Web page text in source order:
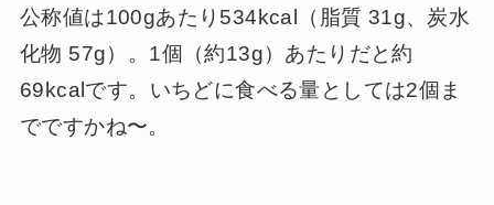
公称値は100gあたり534kcal（脂質 31g、炭水
化物 57g）。1個（約13g）あたりだと約
69kcalです。いちどに食べる量としては2個ま
でですかね〜。